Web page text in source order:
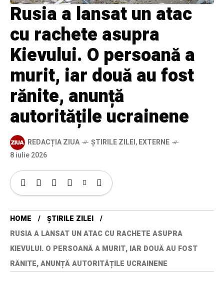
Rusia a lansat un atac
cu rachete asupra
Kievului. O persoană a
murit, iar două au fost
rănite, anunță
autoritățile ucrainene
REDACȚIA ZIUA ȘTIRILE ZILEI,EXTERNE
8 iulie 2026
HOME
ȘTIRILE ZILEI
RUSIA A LANSAT UN ATAC CU RACHETE ASUPRA
KIEVULUI. O PERSOANĂ A MURIT, IAR DOUĂ AU FOST
RĂNITE, ANUNȚĂ AUTORITĂȚILE UCRAINENE